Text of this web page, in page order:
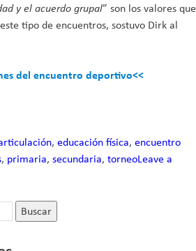
y el acuerdo grupal” son los valores que
tipo de encuentros, sostuvo Dirk al
del encuentro deportivo<<
, educación física, encuentro
, primaria, secundaria, torneoLeave a